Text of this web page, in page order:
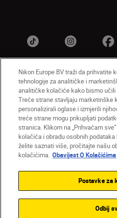
HR Nikon Sites
Obratite nam se
Obavijest
Uvjeti upotrebe
Obavijest
Postavke kolačića
© 2026 Nikon
Nikon Europe BV traži da prihvatite
tehnologije za analitičke i
analitičke kolačiće kako bismo
Treće strane stavljaju marketinške
personalizirali oglase i izmjerili
treće strane mogu prikupljati
stranica. Klikom na „Prihvaćam
kolačića i obradu osobnih
želite saznati više, pročitajte našu
kolačićima. Obavijest O Kolačićima
Postavke za
Odbij